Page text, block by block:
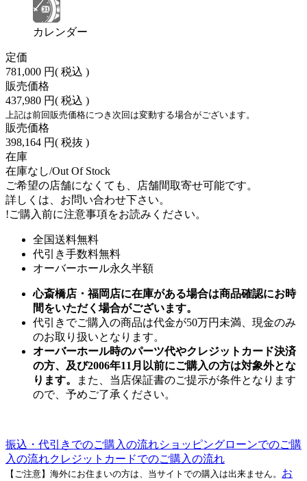
カレンダー
定価
781,000 円( 税込 )
販売価格
437,980 円( 税込 )
上記は前回販売価格につき次回は変動する場合がございます。
販売価格
398,164 円( 税抜 )
在庫
在庫なし/Out Of Stock
ご希望の店舗になくても、店舗間取寄せ可能です。
詳しくは、お問い合わせ下さい。
!ご購入前に注意事項をお読みください。
全国送料無料
代引き手数料無料
オーバーホール永久半額
心斎橋店・福岡店に在庫がある場合は商品確認にお時
間をいただく場合がございます。
代引きでご購入の商品は代金が50万円未満、現金のみ
のお取り扱いとなります。
オーバーホール時のパーツ代やクレジットカード決済
の方、及び2006年11月以前にご購入の方は対象外とな
ります。
また、当店保証書のご提示が条件となります
ので、予めご了承ください。
振込・代引きでのご購入の流れショッピングローンでのご購
入の流れクレジットカードでのご購入の流れ
【ご注意】海外にお住まいの方は、当サイトでの購入は出来ません。 お